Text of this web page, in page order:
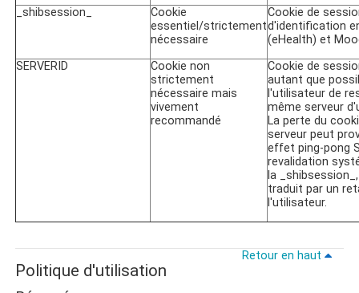
_shibsession_
Cookie
essentiel/strictement
nécessaire
Cookie de
d'identification
(eHealth) et
SERVERID
Cookie non
strictement
nécessaire mais
vivement
recommandé
Cookie de
autant que
l'utilisateur de
même serveur
La perte du
serveur peut
effet ping-pong
revalidation
la
traduit par un
l'utilisateur.
Retour en haut
Politique d'utilisation